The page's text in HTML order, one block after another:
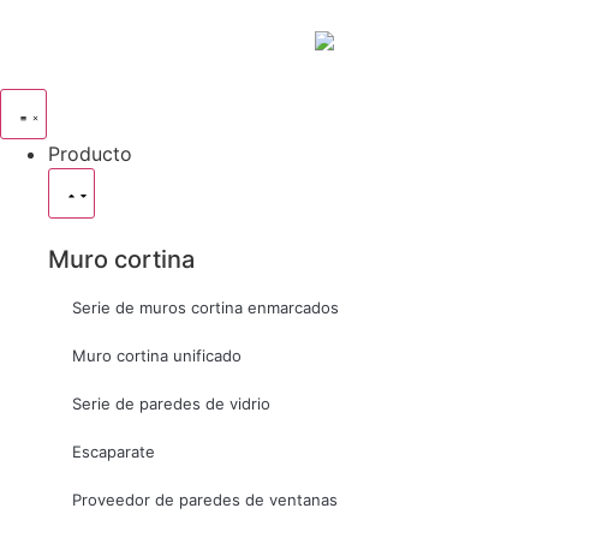
Producto
Muro cortina
Serie de muros cortina enmarcados
Muro cortina unificado
Serie de paredes de vidrio
Escaparate
Proveedor de paredes de ventanas